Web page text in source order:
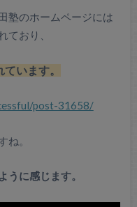
塾のホームページには
ており、
います。
post-31658/
ね。
うに感じます。